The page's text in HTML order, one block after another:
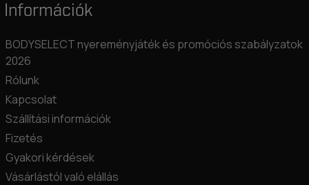
Információk
BODYSELECT nyereményjáték és promóciós szabályzatok
2026
Rólunk
Kapcsolat
Szállítási információk
Fizetés
Gyakori kérdések
Vásárlástól való elállás